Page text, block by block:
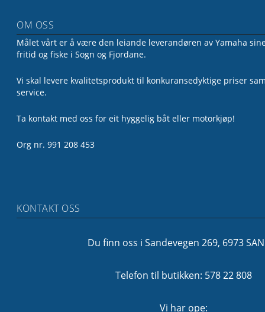
OM OSS
Målet vårt er å være den leiande leverandøren av Yamaha
fritid og fiske i Sogn og Fjordane.
Vi skal levere kvalitetsprodukt til konkuransedyktige priser
service.
Ta kontakt med oss for eit hyggelig båt eller motorkjøp!
Org nr. 991 208 453
KONTAKT OSS
Du finn oss i Sandevegen 269, 6973
Telefon til butikken: 578 22 808
Vi har ope: